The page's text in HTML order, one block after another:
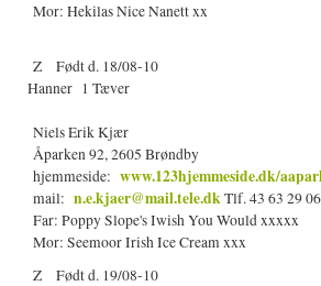
Mor: Hekilas Nice Nanett xx
Z Født d. 18/08-10
Hanner 1 Tæver
Niels Erik Kjær
Åparken 92, 2605 Brøndby
hjemmeside: www.123hjemmeside.dk/
mail: n.e.kjaer@mail.tele.dkTlf. 43 63 29 06
Far: Poppy Slope's Iwish You Would xxxxx
Mor: Seemoor Irish Ice Cream xxx
Z Født d. 19/08-10